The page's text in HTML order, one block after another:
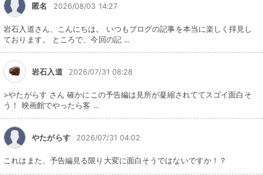
匿名 2026/08/03 14:27
岩石入道さん、こんにちは。 いつもブログの記事を本当に楽しく拝見し
ております。 ところで、今回の記 ...
岩石入道 2026/07/31 08:28
>やたがらす さん 確かにこの予告編は見所が凝縮されててスゴイ面白そ
う！ 映画館でやったら客 ...
やたがらす 2026/07/31 04:02
これはまた、予告編見る限り大変に面白そうではないですか！？